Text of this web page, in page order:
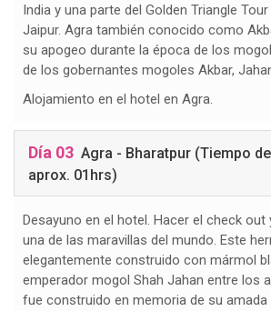
India y una parte del Golden Triangle
Jaipur. Agra también conocido como
su apogeo durante la época de los
de los gobernantes mogoles Akbar,
Alojamiento en el hotel en Agra.
Día 03 Agra - Bharatpur (Tiempo
aprox. 01hrs)
Desayuno en el hotel. Hacer el check out
una de las maravillas del mundo. Este
elegantemente construido con mármol
emperador mogol Shah Jahan entre los
fue construido en memoria de su amada